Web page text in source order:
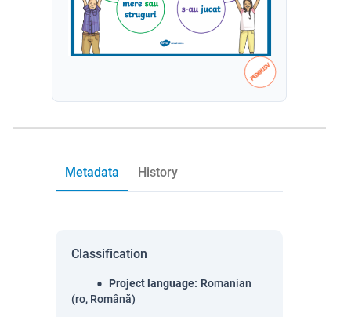
Metadata History
Classification
Project language: Romanian
(ro, Română)